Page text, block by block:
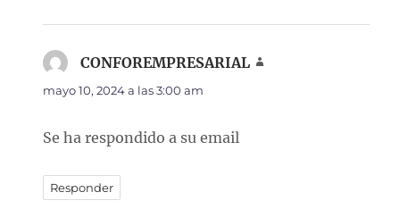
CONFOREMPRESARIAL
mayo 10, 2024 a las 3:00 am
Se ha respondido a su email
Responder